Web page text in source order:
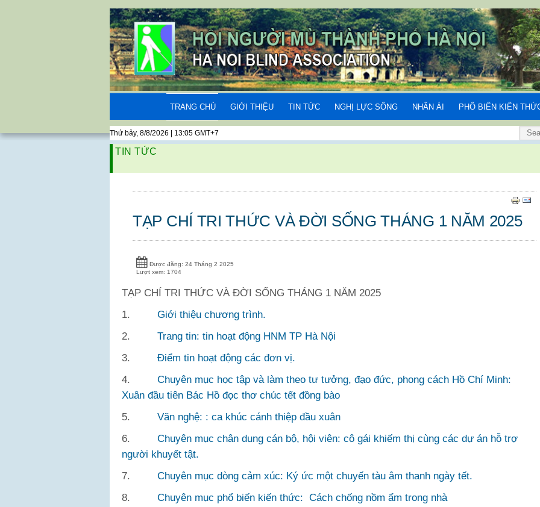
TRANG CHỦ GIỚI THIỆU TIN TỨC NGHỊ LỰC SỐNG NHÂN ÁI PHỔ BIẾN KIẾN
Thứ bảy, 8/8/2026 | 13:05 GMT+7
TIN TỨC
TẠP CHÍ TRI THỨC VÀ ĐỜI SỐNG THÁNG 1 NĂM 2025
Được đăng: 24 Tháng 2 2025
Lượt xem: 1704
TẠP CHÍ TRI THỨC VÀ ĐỜI SỐNG THÁNG 1 NĂM 2025
1.
Giới thiệu chương trình.
2.
Trang tin: tin hoạt động HNM TP Hà Nội
3.
Điểm tin hoạt động các đơn vị.
4.
Chuyên mục học tập và làm theo tư tưởng, đạo đức, phong cách Hồ Chí Minh:
Xuân đầu tiên Bác Hồ đọc thơ chúc tết đồng bào
5.
Văn nghệ: : ca khúc cánh thiệp đầu xuân
6.
Chuyên mục chân dung cán bộ, hội viên: cô gái khiếm thị cùng các dự án hỗ trợ
người khuyết tật.
7.
Chuyên mục dòng cảm xúc: Ký ức một chuyến tàu âm thanh ngày tết.
8.
Chuyên mục phổ biến kiến thức: Cách chống nồm ẩm trong nhà